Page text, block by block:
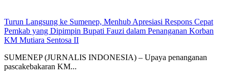
Turun Langsung ke Sumenep, Menhub Apresiasi Respons Cepat
Pemkab yang Dipimpin Bupati Fauzi dalam Penanganan Korban
KM Mutiara Sentosa II
SUMENEP (JURNALIS INDONESIA) – Upaya penanganan
pascakebakaran KM...